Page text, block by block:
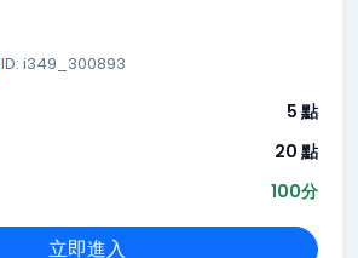
ID: i349_300893
5 點
20 點
100分
立即進入